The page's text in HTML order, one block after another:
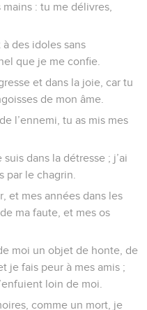
: tu me délivres,
des idoles sans
que je me confie.
et dans la joie, car tu
de mon âme.
l’ennemi, tu as mis mes
dans la détresse ; j’ai
par le chagrin.
et mes années dans les
ma faute, et mes os
moi un objet de honte, de
je fais peur à mes amis ;
loin de moi.
comme un mort, je